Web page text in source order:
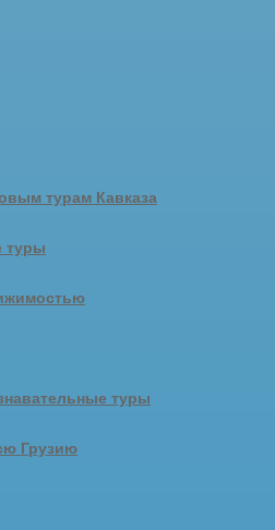
турам Кавказа
туры
туры
Грузию